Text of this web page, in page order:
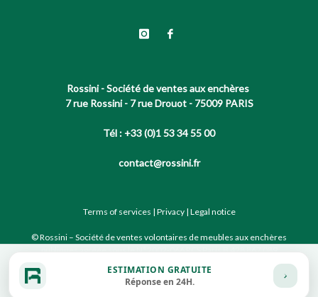
Rossini - Société de ventes aux enchères
7 rue Rossini - 7 rue Drouot - 75009 PARIS
Tél : +33 (0)1 53 34 55 00
contact@rossini.fr
Terms of services | Privacy| Legal notice
© Rossini – Société de ventes volontaires de meubles aux enchères
Site conçu par notre partenaire
ESTIMATION GRATUITE
Réponse en 24H.